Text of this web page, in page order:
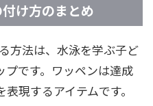
け方のまとめ
方法は、水泳を学ぶ子ど
プです。ワッペンは達成
現するアイテムです。